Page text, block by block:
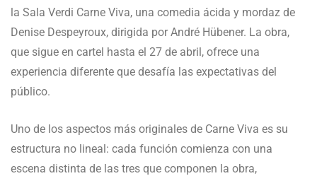
la Sala Verdi Carne Viva, una comedia ácida y mordaz de
Denise Despeyroux, dirigida por André Hübener. La obra,
que sigue en cartel hasta el 27 de abril, ofrece una
experiencia diferente que desafía las expectativas del
público.
Uno de los aspectos más originales de Carne Viva es su
estructura no lineal: cada función comienza con una
escena distinta de las tres que componen la obra,